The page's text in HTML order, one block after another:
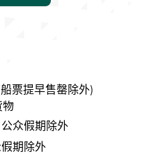
速船
票提早售罄除外)
物
众假期除外
期除外